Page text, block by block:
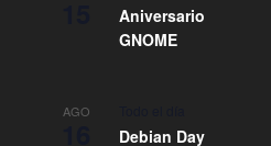
Aniversario
GNOME
AGO
Debian Day